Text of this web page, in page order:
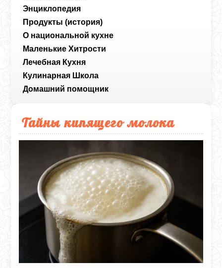
Энциклопедия
Продукты (история)
О национальной кухне
Маленькие Хитрости
Лечебная Кухня
Кулинарная Школа
Домашний помощник
Тайны кипящего молока